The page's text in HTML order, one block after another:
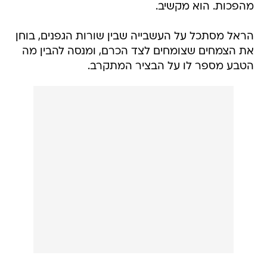
מהפכות. הוא מקשיב.
הראל מסתכל על העשבייה שבין שורות הגפנים, בוחן
את הצמחים שצומחים לצד הכרם, ומנסה להבין מה
הטבע מספר לו על הבציר המתקרב.